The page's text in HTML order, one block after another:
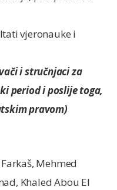
vjeronauke i
i stručnjaci za
period i poslije toga,
pravom)
Mehmed
Khaled Abou El